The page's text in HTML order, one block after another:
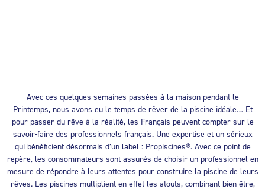
Avec ces quelques semaines passées à la maison pendant le
Printemps, nous avons eu le temps de rêver de la piscine idéale… Et
pour passer du rêve à la réalité, les Français peuvent compter sur le
savoir-faire des professionnels français. Une expertise et un sérieux
qui bénéficient désormais d’un label : Propiscines®. Avec ce point de
repère, les consommateurs sont assurés de choisir un professionnel en
mesure de répondre à leurs attentes pour construire la piscine de leurs
rêves. Les piscines multiplient en effet les atouts, combinant bien-être,